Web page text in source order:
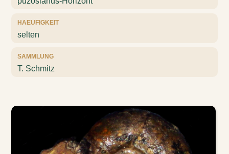
HAEUFIGKEIT
selten
SAMMLUNG
T. Schmitz